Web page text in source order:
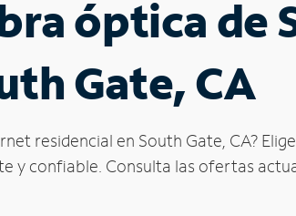
óptica de
Gate, CA
residencial en South Gate, CA?
y confiable. Consulta las ofertas